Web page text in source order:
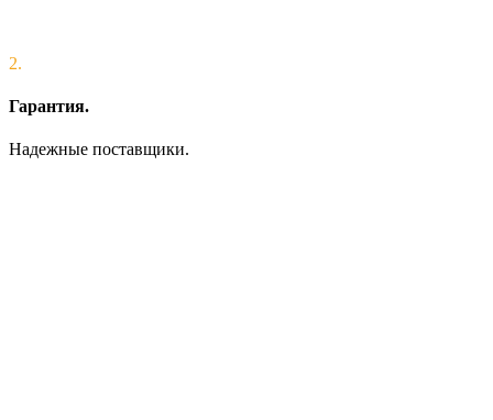
2.
Гарантия.
Надежные поставщики.